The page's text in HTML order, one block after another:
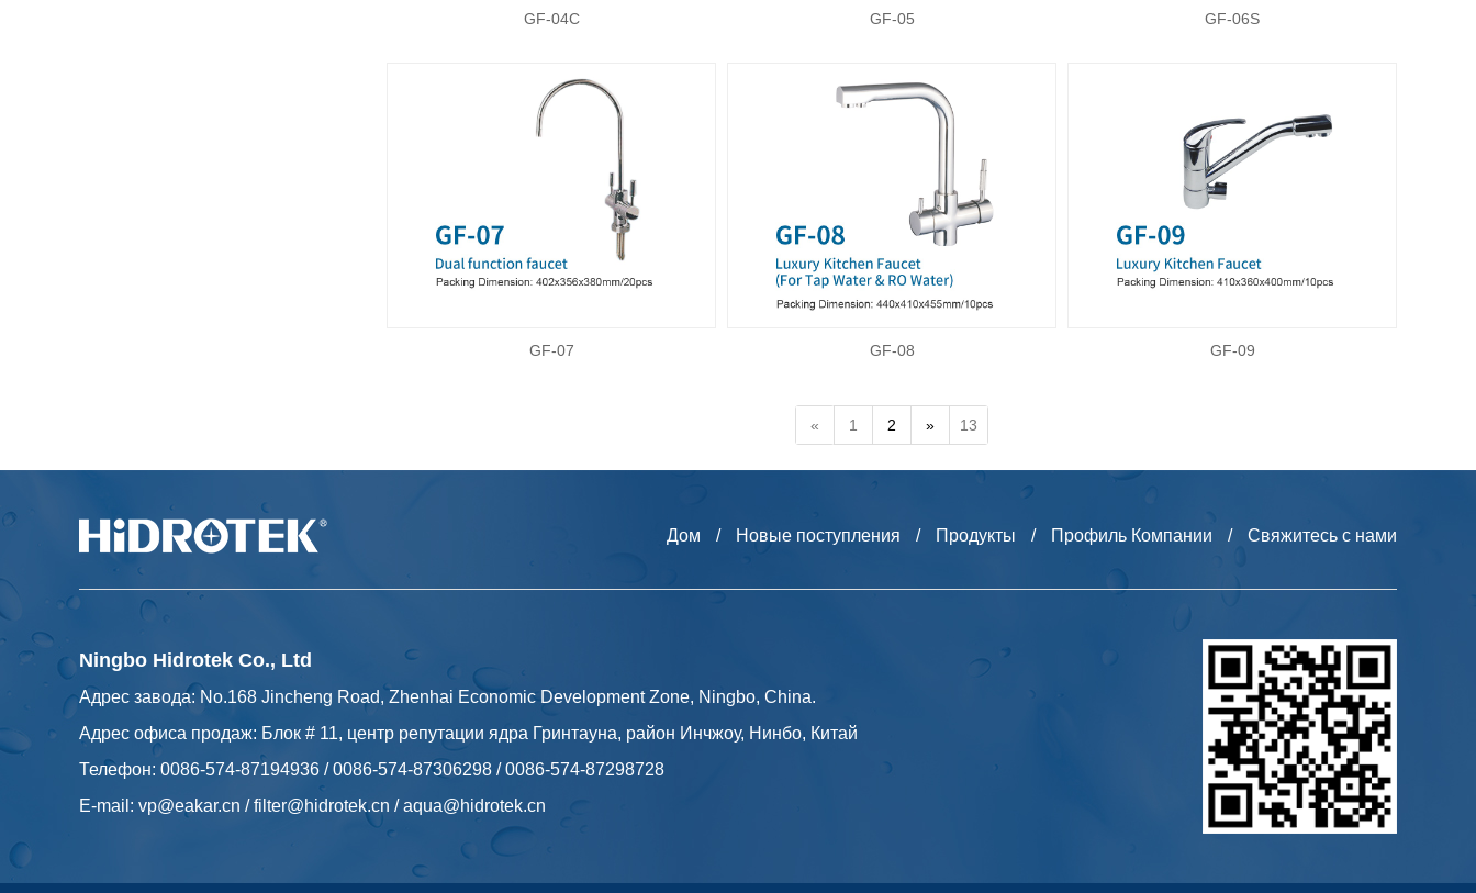
GF-04C GF-05 GF-06S
GF-07 GF-08 GF-09
« 1 2 » 13
Дом / Новые поступления / Продукты / Профиль Компании / Свяжитесь с нами
Ningbo Hidrotek Co., Ltd
Адрес завода: No.168 Jincheng Road, Zhenhai Economic Development Zone, Ningbo, China.
Адрес офиса продаж: Блок # 11, центр репутации ядра Гринтауна, район Инчжоу, Нинбо, Китай
Телефон: 0086-574-87194936 / 0086-574-87306298 / 0086-574-87298728
E-mail: vp@eakar.cn /filter@hidrotek.cn /aqua@hidrotek.cn